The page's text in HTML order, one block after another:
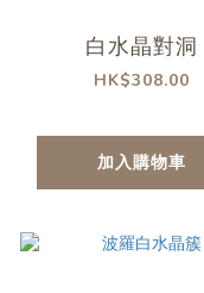
白水晶對洞
HK$308.00
加入購物車